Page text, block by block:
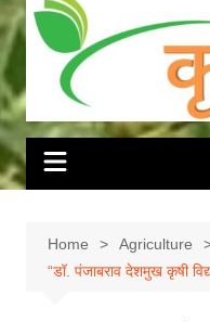
Home
Agriculture
“डॉ. पंजाबराव देशमुख कृषी